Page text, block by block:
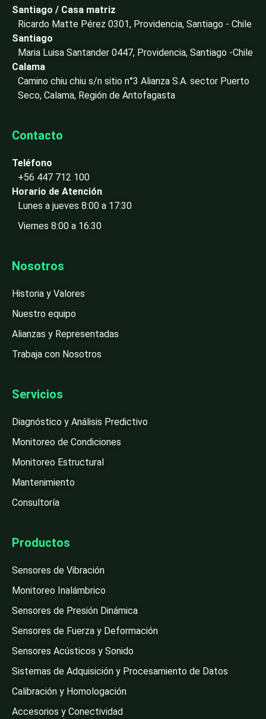
n
i
Santiago / Casa matriz
Ricardo Matte Pérez 0301, Providencia, Santiago - Chile
Santiago
Maria Luisa Santander 0447, Providencia, Santiago -Chile
Calama
Camino chiu chiu s/n sitio n°3 Alianza S.A. sector Puerto
Seco, Calama, Región de Antofagasta
Contacto
Teléfono
+56 447 712 100
Horario de Atención
Lunes a jueves 8:00 a 17:30
Viernes 8:00 a 16:30
Nosotros
Historia y Valores
Nuestro equipo
Alianzas y Representadas
Trabaja con Nosotros
Servicios
Diagnóstico y Análisis Predictivo
Monitoreo de Condiciones
Monitoreo Estructural
Mantenimiento
Consultoría
Productos
Sensores de Vibración
Monitoreo Inalámbrico
Sensores de Presión Dinámica
Sensores de Fuerza y Deformación
Sensores Acústicos y Sonido
Sistemas de Adquisición y Procesamiento de Datos
Calibración y Homologación
Accesorios y Conectividad